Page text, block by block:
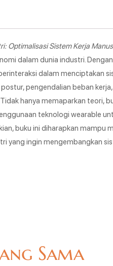
Optimalisasi Sistem Kerja
dalam dunia industri.
dalam menciptakan
pengendalian beban
hanya memaparkan teori,
teknologi wearable
buku ini diharapkan mampu
yang ingin mengembangkan
Sama